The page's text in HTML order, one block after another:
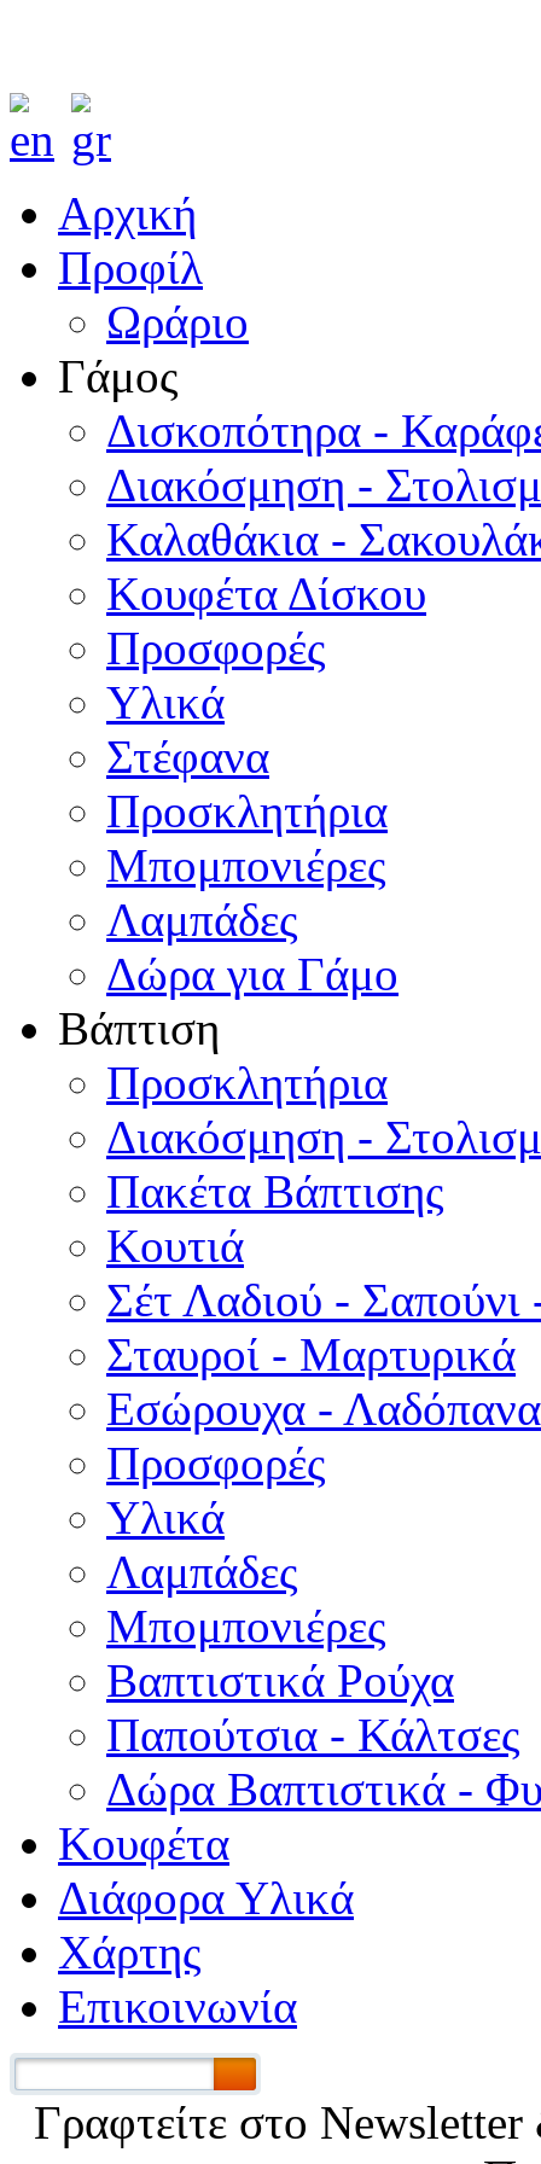
Αρχική
Προφίλ
Ωράριο
Γάμος
Δισκοπότηρα -
Διακόσμηση -
Καλαθάκια -
Κουφέτα Δίσκου
Προσφορές
Υλικά
Στέφανα
Προσκλητήρια
Μπομπονιέρες
Λαμπάδες
Δώρα για Γάμο
Βάπτιση
Προσκλητήρια
Διακόσμηση -
Πακέτα Βάπτισης
Κουτιά
Σέτ Λαδιού - Σαπούνι
Σταυροί - Μαρτυρικά
Εσώρουχα -
Προσφορές
Υλικά
Λαμπάδες
Μπομπονιέρες
Βαπτιστικά Ρούχα
Παπούτσια - Κάλτσες
Δώρα Βαπτιστικά -
Κουφέτα
Διάφορα Υλικά
Χάρτης
Επικοινωνία
Γραφτείτε στο Νewsletter